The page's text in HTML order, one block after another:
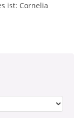
ist: Cornelia